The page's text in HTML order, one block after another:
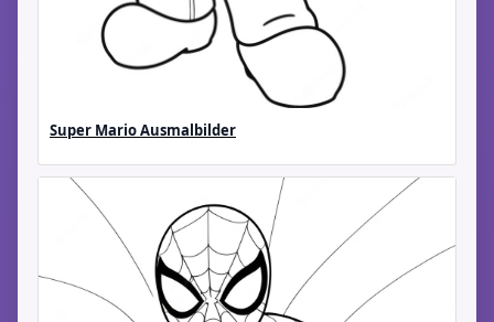
Super Mario Ausmalbilder